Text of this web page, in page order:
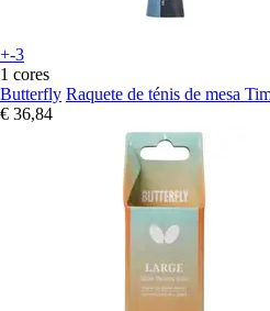
+-3
1 cores
Butterfly Raquete de ténis de mesa
€ 36,84